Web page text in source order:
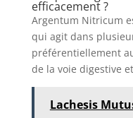
efficacement ?
Argentum Nitricum
qui agit dans
préférentiellement
de la voie digestive
Lachesis